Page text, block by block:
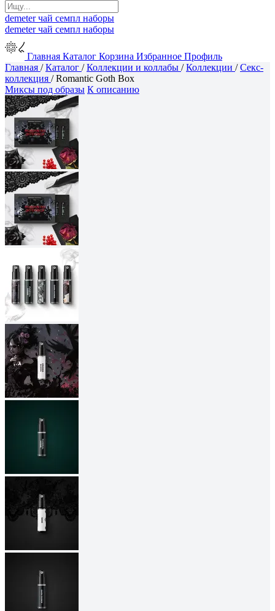
demeterчай семпл наборы
demeterчай семпл наборы
Главная Каталог Корзина Избранное Профиль
Главная /Каталог /Коллекции и коллабы /Коллекции /Секс-
коллекция /Romantic Goth Box
Миксы под образы К описанию